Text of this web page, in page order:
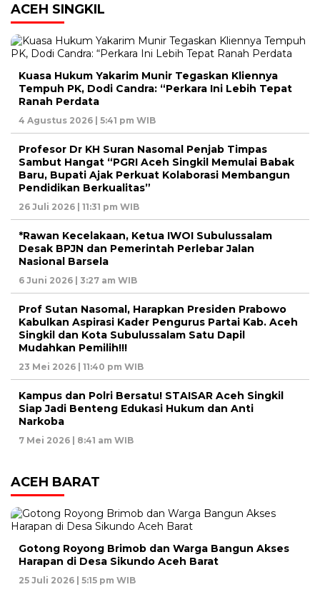
ACEH SINGKIL
Kuasa Hukum Yakarim Munir Tegaskan Kliennya
Tempuh PK, Dodi Candra: “Perkara Ini Lebih Tepat
Ranah Perdata
4 Agustus 2026 | 5:41 pm WIB
Profesor Dr KH Suran Nasomal Penjab Timpas
Sambut Hangat “PGRI Aceh Singkil Memulai Babak
Baru, Bupati Ajak Perkuat Kolaborasi Membangun
Pendidikan Berkualitas”
26 Juli 2026 | 11:31 pm WIB
*Rawan Kecelakaan, Ketua IWOI Subulussalam
Desak BPJN dan Pemerintah Perlebar Jalan
Nasional Barsela
6 Juni 2026 | 3:27 am WIB
Prof Sutan Nasomal, Harapkan Presiden Prabowo
Kabulkan Aspirasi Kader Pengurus Partai Kab. Aceh
Singkil dan Kota Subulussalam Satu Dapil
Mudahkan Pemilih!!!
23 Mei 2026 | 11:40 pm WIB
Kampus dan Polri Bersatu! STAISAR Aceh Singkil
Siap Jadi Benteng Edukasi Hukum dan Anti
Narkoba
7 Mei 2026 | 8:41 am WIB
ACEH BARAT
Gotong Royong Brimob dan Warga Bangun Akses
Harapan di Desa Sikundo Aceh Barat
25 Juli 2026 | 5:15 pm WIB